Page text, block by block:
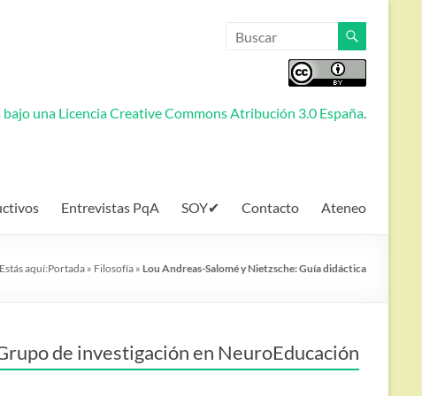
bajo una Licencia Creative Commons Atribución 3.0 España.
Entrevistas PqA SOY✔ Contacto Ateneo
Estás aquí:Portada » Filosofía » Lou Andreas-Salomé y Nietzsche: Guía didáctica
de investigación en NeuroEducación